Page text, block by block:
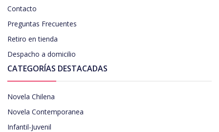
Contacto
Preguntas Frecuentes
Retiro en tienda
Despacho a domicilio
CATEGORÍAS DESTACADAS
Novela Chilena
Novela Contemporanea
Infantil-Juvenil